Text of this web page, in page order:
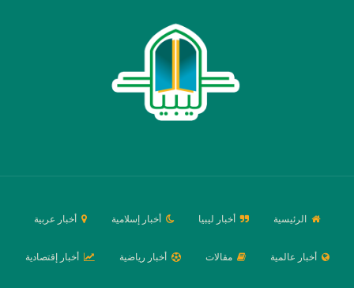
الرئيسية أخبار ليبيا أخبار إسلامية أخبار عربية
أخبار عالمية مقالات أخبار رياضية أخبار إقتصادية